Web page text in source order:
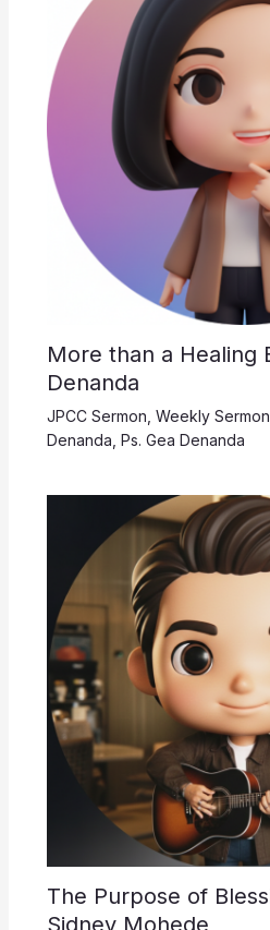
More than a Healing
Denanda
JPCC Sermon Weekly Sermon
Denanda Ps. Gea Denanda
The Purpose of
Sidney Mohede